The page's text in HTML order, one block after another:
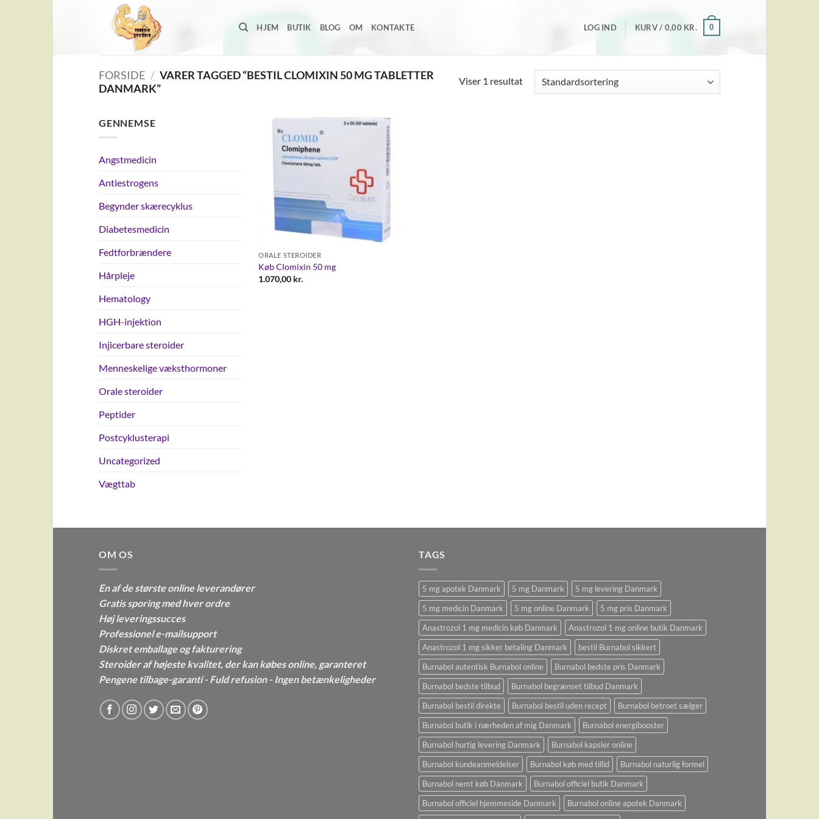
HJEM BUTIK BLOG OM KONTAKTE LOG IND KURV / 0,00 KR. 0
FORSIDE / VARER TAGGED “BESTIL CLOMIXIN 50 MG TABLETTER
DANMARK”
Viser 1 resultat
GENNEMSE
Angstmedicin
Antiestrogens
Begynder skærecyklus
Diabetesmedicin
Fedtforbrændere
Hårpleje
Hematology
HGH-injektion
Injicerbare steroider
Menneskelige væksthormoner
Orale steroider
Peptider
Postcyklusterapi
Uncategorized
Vægttab
Add to
wishlist
ORALE STEROIDER
Køb Clomixin 50 mg
1.070,00 kr.
OM OS
En af de største online leverandører
Gratis sporing med hver ordre
Høj leveringssucces
Professionel e-mailsupport
Diskret emballage og fakturering
Steroider af højeste kvalitet, der kan købes online, garanteret
Pengene tilbage-garanti - Fuld refusion - Ingen betænkeligheder
TAGS
5 mg apotek Danmark 5 mg Danmark
5 mg levering Danmark
5 mg medicin Danmark
5 mg online Danmark
5 mg pris Danmark
Anastrozol 1 mg medicin køb Danmark
Anastrozol 1 mg online butik Danmark
Anastrozol 1 mg sikker betaling Danmark
bestil Burnabol sikkert
Burnabol autentisk Burnabol online
Burnabol bedste pris Danmark
Burnabol bedste tilbud
Burnabol begrænset tilbud Danmark
Burnabol bestil direkte
Burnabol bestil uden recept
Burnabol betroet sælger
Burnabol butik i nærheden af ​​mig Danmark
Burnabol energibooster
Burnabol hurtig levering Danmark
Burnabol kapsler online
Burnabol kundeanmeldelser
Burnabol køb med tillid
Burnabol naturlig formel
Burnabol nemt køb Danmark
Burnabol officiel butik Danmark
Burnabol officiel hjemmeside Danmark
Burnabol online apotek Danmark